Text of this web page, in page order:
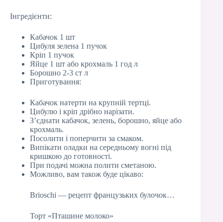
Інгредієнти:
Кабачок 1 шт
Цибуля зелена 1 пучок
Кріп 1 пучок
Яйце 1 шт або крохмаль 1 год л
Борошно 2-3 ст л
Приготування:
Кабачок натерти на крупній тертці.
Цибулю і кріп дрібно нарізати.
З’єднати кабачок, зелень, борошно, яйце або
крохмаль.
Посолити і поперчити за смаком.
Випікати оладки на середньому вогні під
кришкою до готовності.
При подачі можна полити сметаною.
Можливо, вам також буде цікаво:
Brioschi — рецепт французьких булочок…
Торт «Пташине молоко»